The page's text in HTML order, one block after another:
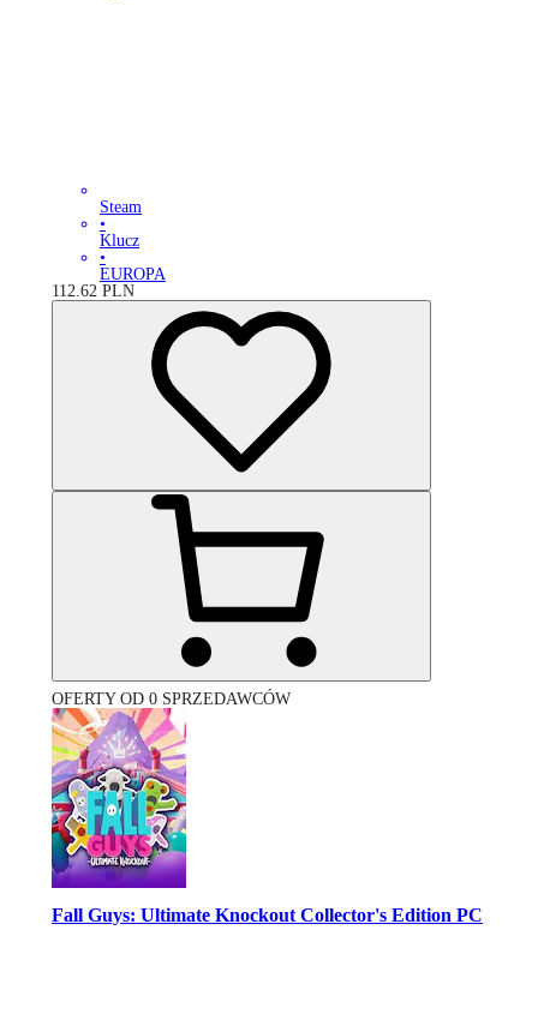
Steam
•
Klucz
•
EUROPA
112.62 PLN
OFERTY OD 0 SPRZEDAWCÓW
Fall Guys: Ultimate Knockout Collector's Edition PC